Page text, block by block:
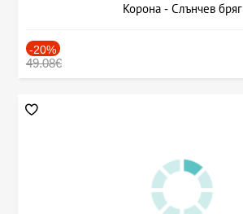
Корона - Слънчев бряг
-20%
49.08€